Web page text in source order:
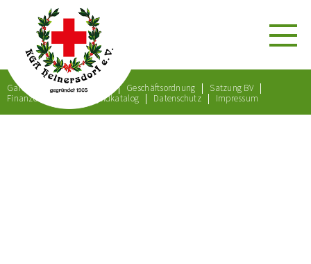
Gartenordnung Satzung Geschäftsordnung
Satzung BV
Finanzordnung
Bußgeldkatalog Datenschutz Impressum